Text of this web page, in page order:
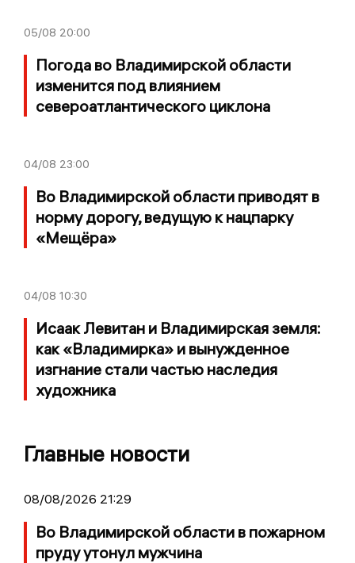
05/08 20:00
Погода во Владимирской области
изменится под влиянием
североатлантического циклона
04/08 23:00
Во Владимирской области приводят в
норму дорогу, ведущую к нацпарку
«Мещёра»
04/08 10:30
Исаак Левитан и Владимирская земля:
как «Владимирка» и вынужденное
изгнание стали частью наследия
художника
Главные новости
08/08/2026 21:29
Во Владимирской области в пожарном
пруду утонул мужчина